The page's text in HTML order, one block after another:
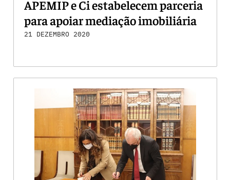
APEMIP e Ci estabelecem parceria
para apoiar mediação imobiliária
21 DEZEMBRO 2020